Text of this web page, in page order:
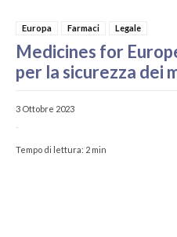
Europa Farmaci Legale
Medicines for
per la sicurezza dei
3 Ottobre 2023
-
Tempo di lettura: 2 min